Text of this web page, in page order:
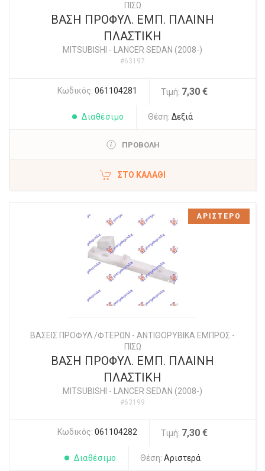
ΠΙΣΩ
ΒΑΣΗ ΠΡΟΦΥΛ. ΕΜΠ. ΠΛΑΙΝΗ
ΠΛΑΣΤΙΚΗ
MITSUBISHI - LANCER SEDAN (2008-)
#63197
Κωδικός: 061104281 Τιμή: 7,30 €
Διαθέσιμο Θέση: Δεξιά
ΠΡΟΒΟΛΗ
ΣΤΟ ΚΑΛΆΘΙ
ΒΑΣΕΙΣ ΠΡΟΦΥΛ./ΦΤΕΡΩΝ - ΑΝΤΙΘΟΡΥΒΙΚΑ ΕΜΠΡΟΣ -
ΠΙΣΩ
ΒΑΣΗ ΠΡΟΦΥΛ. ΕΜΠ. ΠΛΑΙΝΗ
ΠΛΑΣΤΙΚΗ
MITSUBISHI - LANCER SEDAN (2008-)
#63199
Κωδικός: 061104282 Τιμή: 7,30 €
Διαθέσιμο Θέση: Αριστερά
ΑΡΙΣΤΕΡΟ